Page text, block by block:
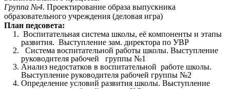
Группа №4. Проектирование образа выпускника
образовательного учреждения (деловая игра)
План педсовета:
Воспитательная система школы, её компоненты и этапы
развития. Выступление зам. директора по УВР
Система воспитательной работы школы. Выступление
руководителя рабочей группы №1
Анализ недостатков в воспитательной работе школы.
Выступление руководителя рабочей группы №2
Определение условий развития школы. Выступление